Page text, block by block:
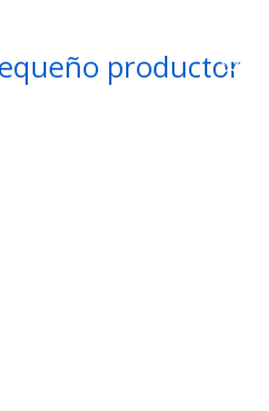
productor